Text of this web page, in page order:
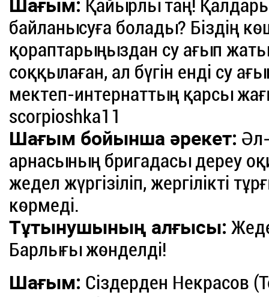
Шағым: Қайырлы таң!
байланысуға болады? Біздің
қораптарыңыздан су ағып
соққылаған, ал бүгін енді су
мектеп-интернаттың қарсы
scorpioshka11
Шағым бойынша әрекет:
арнасының бригадасы дереу
жедел жүргізіліп, жергілікті
көрмеді.
Тұтынушының алғысы:
Барлығы жөнделді!
Шағым: Сіздерден Некрасов